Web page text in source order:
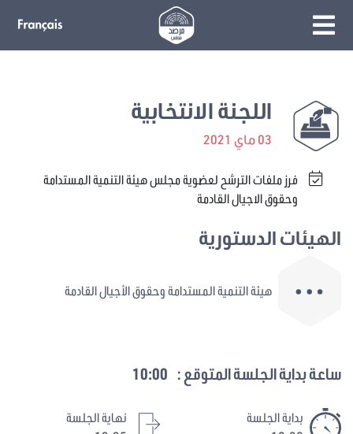
اللجنة الانتخابية
03 ماي 2021
فرز ملفات الترشح لعضوية مجلس هيئة التنمية المستدامة
وحقوق الاجيال القادمة
الهيئات الدستورية
هيئة التنمية المستدامة وحقوق الأجيال القادمة
ساعة بداية الجلسة المتوقع : 10:00
بداية الجلسة
نهاية الجلسة